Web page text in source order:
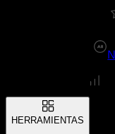
HERRAMIENTAS